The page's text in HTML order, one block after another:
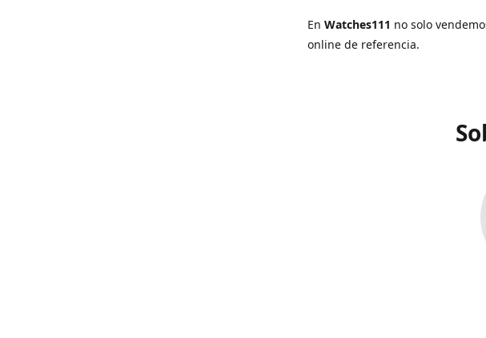
En Watches111 no solo
online de referencia.